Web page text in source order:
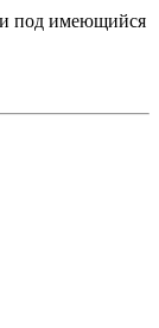
под имеющийся